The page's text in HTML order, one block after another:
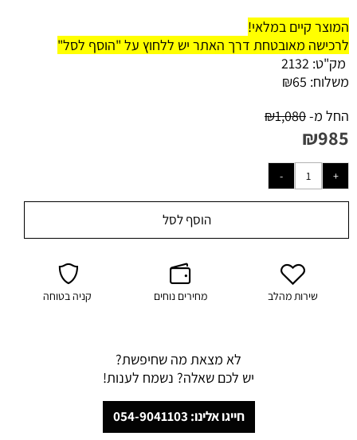
המוצר קיים במלאי!
לרכישה מאובטחת דרך האתר יש ללחוץ על "הוסף לסל"
מק"ט: 2132
משלוח:
₪65
החל מ-
₪1,080
₪985
הוסף לסל
שירות מהלב מחירים נוחים קניה בטוחה
לא מצאת מה שחיפשת?
יש לכם שאלה? נשמח לענות!
חייגו אלינו: 054-9041103